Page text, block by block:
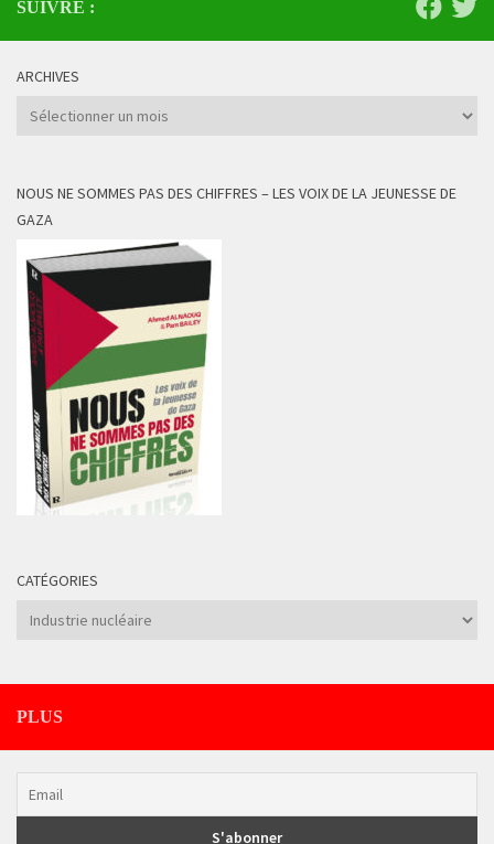
SUIVRE :
ARCHIVES
Archives
NOUS NE SOMMES PAS DES CHIFFRES – LES VOIX DE LA JEUNESSE DE
GAZA
CATÉGORIES
Catégories
PLUS